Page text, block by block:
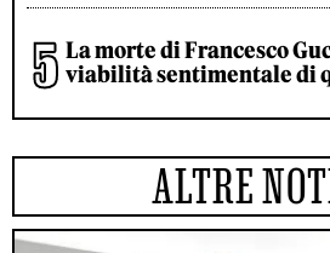
La morte di Francesco
viabilità sentimentale di
ALTRE